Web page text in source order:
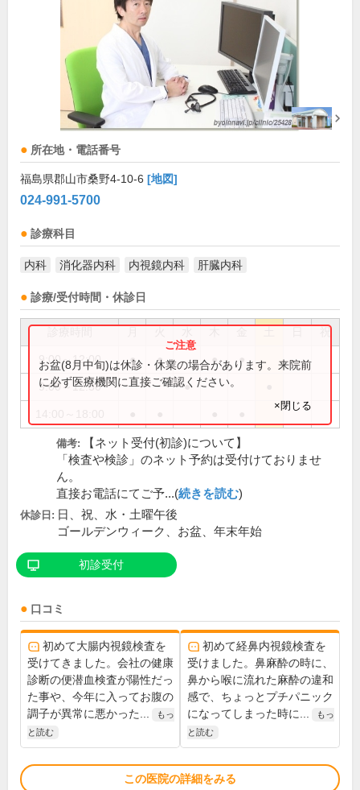
所在地・電話番号
福島県郡山市桑野4-10-6 [地図]
024-991-5700
診療科目
内科 消化器内科 内視鏡内科 肝臓内科
診療/受付時間・休診日
祝
9:00～12:00 ● ● ● ●
9:00～12:30 ●
お盆(8月中旬)は休診・休業の場合があります。来院前
に必ず医療機関に直接ご確認ください。
×閉じる
備考:
【ネット受付(初診)について】
「検査や検診」のネット予約は受付けておりませ
ん。
直接お電話にてご予...(続きを読む)
休診日: 日、祝、水・土曜午後
ゴールデンウィーク、お盆、年末年始
初診受付
口コミ
初めて大腸内視鏡検査を
受けてきました。会社の健康
診断の便潜血検査が陽性だっ
た事や、今年に入ってお腹の
調子が異常に悪かった...
もっ
と読む
初めて経鼻内視鏡検査を
受けました。鼻麻酔の時に、
鼻から喉に流れた麻酔の違和
感で、ちょっとプチパニック
になってしまった時に...
もっ
と読む
この医院の詳細をみる